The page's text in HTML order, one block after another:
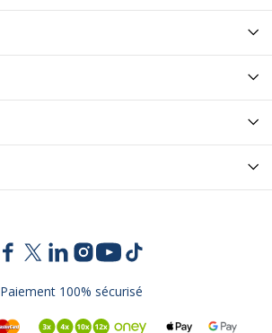
Paiement 100% sécurisé